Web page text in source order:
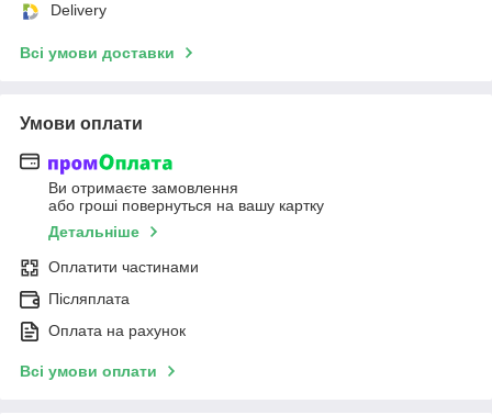
Delivery
Всі умови доставки
Умови оплати
Ви отримаєте замовлення
або гроші повернуться на вашу картку
Детальніше
Оплатити частинами
Післяплата
Оплата на рахунок
Всі умови оплати